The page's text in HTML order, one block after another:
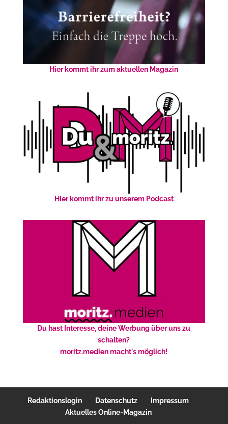
Hier kommt ihr zum aktuellen Magazin
Hier kommt ihr zu unserem Podcast
Du hast Interesse, deine Werbung über uns zu
schalten?
moritz.medien macht's möglich!
Redaktionslogin Datenschutz
Impressum
Aktuelles Online-Magazin